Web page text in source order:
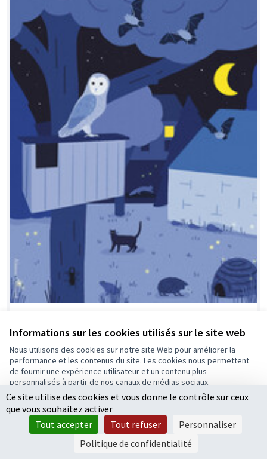
Informations sur les cookies utilisés sur le site web
Nous utilisons des cookies sur notre site Web pour améliorer la
performance et les contenus du site. Les cookies nous permettent
de fournir une expérience utilisateur et un contenu plus
personnalisés à partir de nos canaux de médias sociaux.
Tout accepter
Accepter seulement les cookies essentiels
Paramètres
urbaine
Projet lauréat 0 0
Ce site utilise des cookies et vous donne le contrôle sur ceux
que vous souhaitez activer
Tout accepter
Tout refuser
Personnaliser
Politique de confidentialité